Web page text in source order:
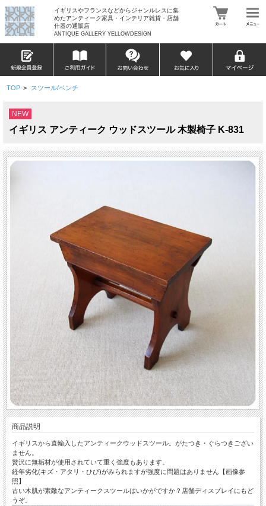
イギリスやフランスなどからジャンルレスに集
めたアンティーク家具・インテリア雑貨・店舗
什器の通販店
ANTIQUE GALLERY YELLOWDESIGN
TOP > スツール/ベンチ
NEW
イギリス アンティーク ウッドスツール 木製椅子 K-831
商品説明
イギリスから直輸入したアンティークウッドスツール。がたつき・ぐらつきござい
ません。
贅沢に無垢材が使用されていて重く強度もあります。
経年劣化(キズ・アタリ・ひび)がみられますが強度に問題はありません【画像参
照】
古い木肌が素敵なアンティークスツールはいかがですか？店舗ディスプレイにもど
うぞ。